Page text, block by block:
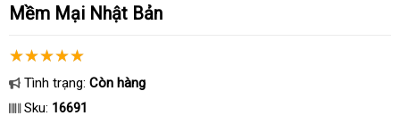
Mềm Mại Nhật Bản
Tình trạng: Còn hàng
Sku: 16691